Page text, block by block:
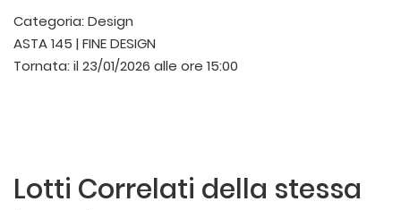
Categoria: Design
ASTA 145 | FINE DESIGN
Tornata: il 23/01/2026 alle ore 15:00
Lotti Correlati della stessa